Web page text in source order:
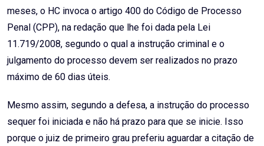
meses, o HC invoca o artigo 400 do Código de Processo
Penal (CPP), na redação que lhe foi dada pela Lei
11.719/2008, segundo o qual a instrução criminal e o
julgamento do processo devem ser realizados no prazo
máximo de 60 dias úteis.
Mesmo assim, segundo a defesa, a instrução do processo
sequer foi iniciada e não há prazo para que se inicie. Isso
porque o juiz de primeiro grau preferiu aguardar a citação de